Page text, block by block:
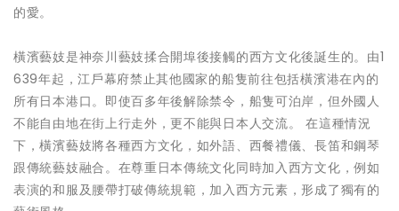
的愛。
橫濱藝妓是神奈川藝妓揉合開埠後接觸的西方文化後誕生的。由1
639年起，江戶幕府禁止其他國家的船隻前往包括橫濱港在內的
所有日本港口。即使百多年後解除禁令，船隻可泊岸，但外國人
不能自由地在街上行走外，更不能與日本人交流。 在這種情況
下，橫濱藝妓將各種西方文化，如外語、西餐禮儀、長笛和鋼琴
跟傳統藝妓融合。在尊重日本傳統文化同時加入西方文化，例如
表演的和服及腰帶打破傳統規範，加入西方元素，形成了獨有的